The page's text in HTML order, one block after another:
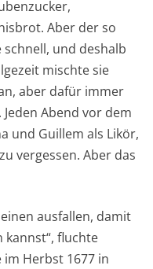
Aber der so
und deshalb
mischte sie
aber dafür immer
Abend vor dem
und Guillem als Likör,
vergessen. Aber das
ausfallen, damit
kannst“, fluchte
im Herbst 1677 in